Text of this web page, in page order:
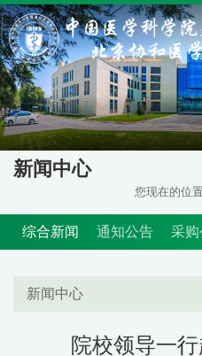
新闻中心
您现在的位
综合新闻 通知公告 采
新闻中心
院校领导一